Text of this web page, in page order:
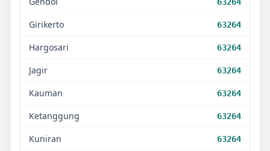
Girikerto 63264
Hargosari 63264
Jagir 63264
Kauman 63264
Ketanggung 63264
Kuniran 63264